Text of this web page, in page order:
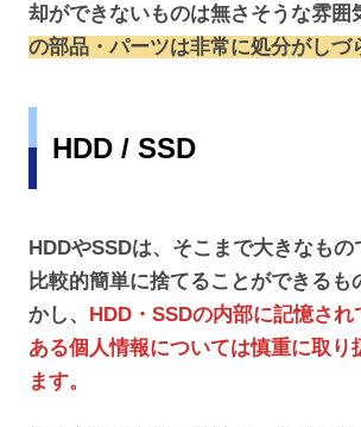
却ができないものは無さそうな雰囲
の部品・パーツは非常に処分がしづ
HDD / SSD
HDDやSSDは、そこまで大きなもの
比較的簡単に捨てることができるも
かし、 HDD・SSDの内部に記憶さ
ある個人情報については慎重に取り
ます。